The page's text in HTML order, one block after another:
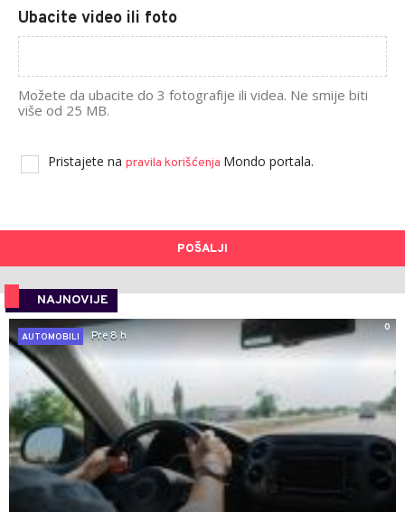
Ubacite video ili foto
Možete da ubacite do 3 fotografije ili videa. Ne smije biti
više od 25 MB.
Pristajete na pravila korišćenja Mondo portala.
POŠALJI
NAJNOVIJE
0
AUTOMOBILI
Pre 8 h